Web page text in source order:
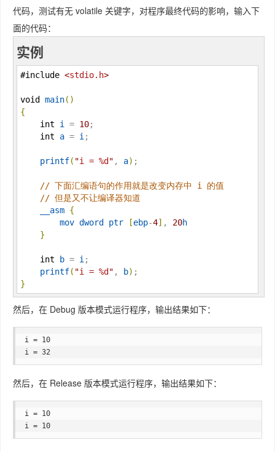
代码，测试有无 volatile 关键字，对程序最终代码的影响，输入下
面的代码：
实例
#include <stdio.h>
void main( )
{
int
i = 10;
int
a = i ;
printf( "i = %d " , a) ;
// 下面汇编语句的作用就是改变内存中 i 的值
// 但是又不让编译器知道
__asm {
mov dword ptr [ebp-4] , 20h
}
int b = i ;
printf( "i = %d " , b)
}
然后，在 Debug 版本模式运行程序，输出结果如下：
i = 10
i = 32
然后，在 Release 版本模式运行程序，输出结果如下：
i = 10
i = 10